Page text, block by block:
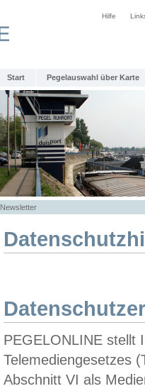
Hilfe
Start Pegelauswahl über Karte
Newsletter
PEGELONLINE stellt
Telemediengesetzes
Abschnitt VI als